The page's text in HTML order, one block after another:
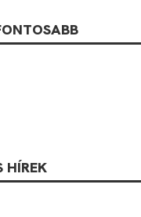
HÍREK